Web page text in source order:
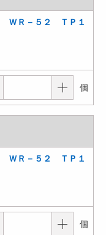
ＷＲ－５２ ＴＰ１
個
ＷＲ－５２ ＴＰ１
個